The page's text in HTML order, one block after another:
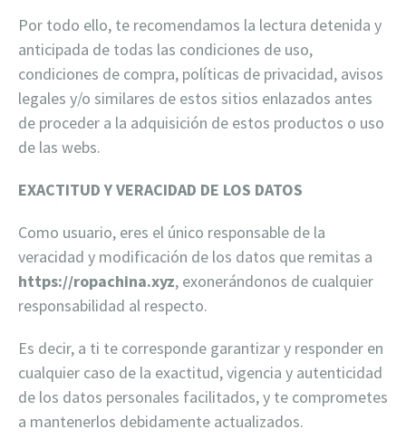
Por todo ello, te recomendamos la lectura detenida y
anticipada de todas las condiciones de uso,
condiciones de compra, políticas de privacidad, avisos
legales y/o similares de estos sitios enlazados antes
de proceder a la adquisición de estos productos o uso
de las webs.
EXACTITUD Y VERACIDAD DE LOS DATOS
Como usuario, eres el único responsable de la
veracidad y modificación de los datos que remitas a
https://ropachina.xyz, exonerándonos de cualquier
responsabilidad al respecto.
Es decir, a ti te corresponde garantizar y responder en
cualquier caso de la exactitud, vigencia y autenticidad
de los datos personales facilitados, y te comprometes
a mantenerlos debidamente actualizados.